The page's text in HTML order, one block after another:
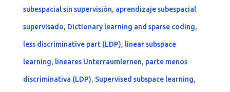
subespacial sin supervisión, aprendizaje subespacial
supervisado, Dictionary learning and sparse coding,
less discriminative part (LDP), linear subspace
learning, lineares Unterraumlernen, parte menos
discriminativa (LDP), Supervised subspace learning,